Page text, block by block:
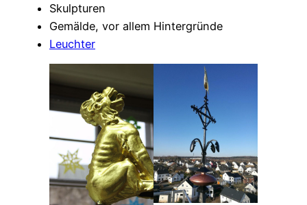
Skulpturen
Gemälde, vor allem Hintergründe
Leuchter